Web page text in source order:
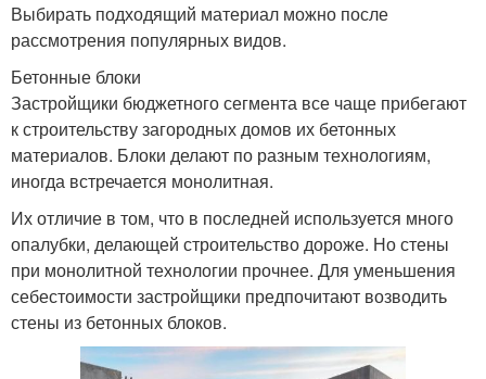
Выбирать подходящий материал можно после
рассмотрения популярных видов.
Бетонные блоки
Застройщики бюджетного сегмента все чаще прибегают
к строительству загородных домов их бетонных
материалов. Блоки делают по разным технологиям,
иногда встречается монолитная.
Их отличие в том, что в последней используется много
опалубки, делающей строительство дороже. Но стены
при монолитной технологии прочнее. Для уменьшения
себестоимости застройщики предпочитают возводить
стены из бетонных блоков.